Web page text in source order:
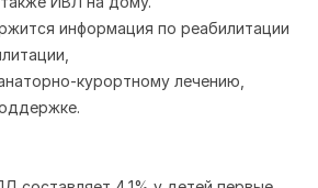
информация по реабилитации
курортному лечению,